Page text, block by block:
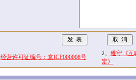
经营许可证编号：京ICP000008号
2、 遵守《互
定》